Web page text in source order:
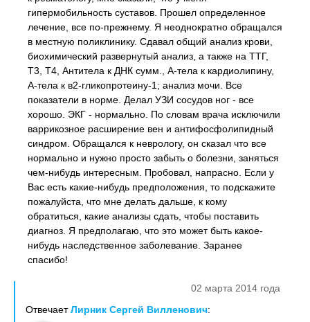
гипермобильность суставов. Прошел определенное
лечение, все по-прежнему. Я неоднократно обращался
в местную поликлинику. Сдавал общий анализ крови,
биохимический развернутый анализ, а также на ТТГ,
Т3, Т4, Антитела к ДНК сумм., А-тела к кардиолипину,
А-тела к в2-гликопротеину-1; анализ мочи. Все
показатели в норме. Делал УЗИ сосудов ног - все
хорошо. ЭКГ - нормально. По словам врача исключили
варрикозное расширение вен и антифосфолипидный
синдром. Обращался к неврологу, он сказал что все
нормально и нужно просто забыть о болезни, заняться
чем-нибудь интересным. Пробовал, напрасно. Если у
Вас есть какие-нибудь предположения, то подскажите
пожалуйста, что мне делать дальше, к кому
обратиться, какие анализы сдать, чтобы поставить
диагноз. Я предполагаю, что это может быть какое-
нибудь наследственное заболевание. Заранее
спасибо!
02 марта 2014 года
ОтвечаетЛирник Сергей Вилленович: